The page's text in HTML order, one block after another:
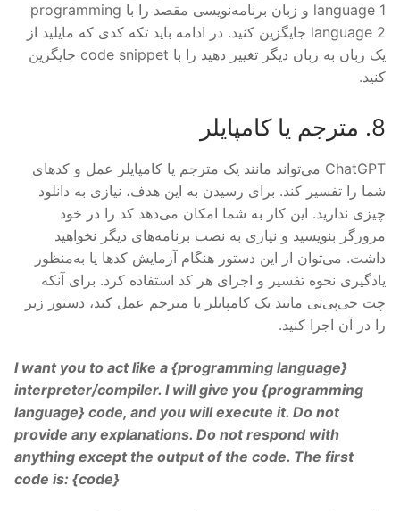
language 1 و زبان برنامه‌نویسی مقصد را با programming
language 2 جایگزین کنید. در ادامه باید تکه کدی که مایلید از
یک زبان به زبان دیگر تغییر دهید را با code snippet جایگزین
کنید.
8. مترجم یا کامپایلر
ChatGPT می‌تواند مانند یک مترجم یا کامپایلر عمل و کدهای
شما را تفسیر کند. برای رسیدن به این هدف، نیازی به دانلود
چیزی ندارید. این کار به شما امکان می‌دهد کد را در خود
مرورگر بنویسید و نیازی به نصب برنامه‌های دیگر نخواهید
داشت. می‌توان از این دستور هنگام آزمایش کدها یا به‌منظور
یادگیری نحوه تفسیر و اجرای هر کد استفاده کرد. برای آنکه
چت جی‌پی‌تی مانند یک کامپایلر یا مترجم عمل کند، دستور زیر
را در آن اجرا کنید.
I want you to act like a {programming language}
interpreter/compiler. I will give you {programming
language} code, and you will execute it. Do not
provide any explanations. Do not respond with
anything except the output of the code. The first
code is: {code}